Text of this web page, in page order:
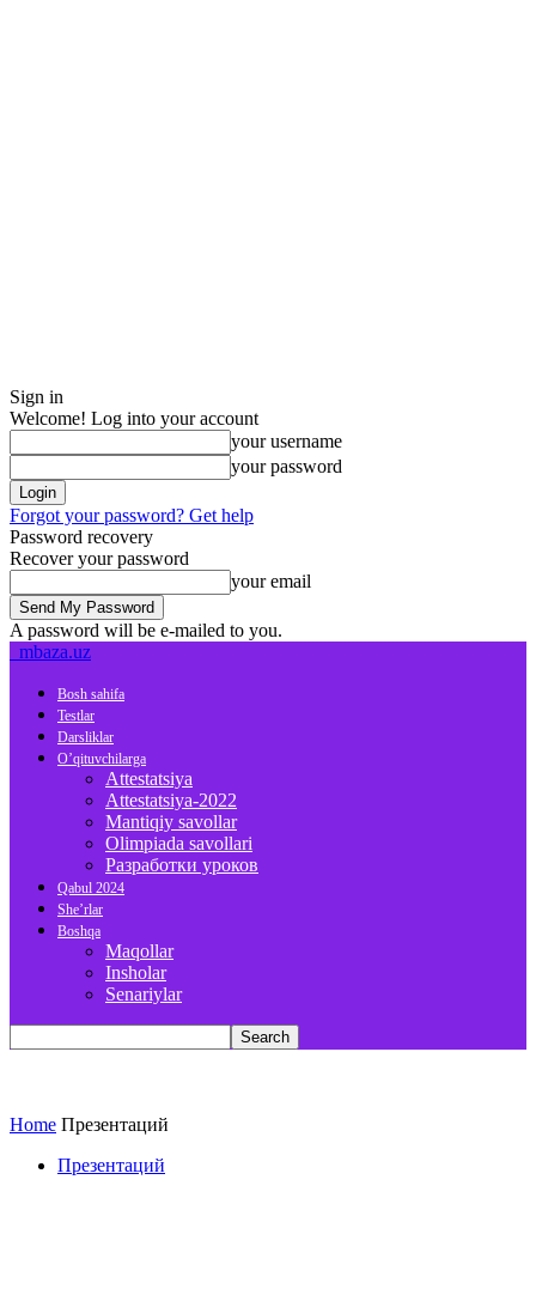
Sign in
Welcome! Log into your account
your username
your password
Forgot your password? Get help
Password recovery
Recover your password
your email
A password will be e-mailed to you.
mbaza.uz
Bosh sahifa
Testlar
Darsliklar
O’qituvchilarga
Attestatsiya
Attestatsiya-2022
Mantiqiy savollar
Olimpiada savollari
Разработки уроков
Qabul 2024
She’rlar
Boshqa
Maqollar
Insholar
Senariylar
Home Презентаций
Презентаций